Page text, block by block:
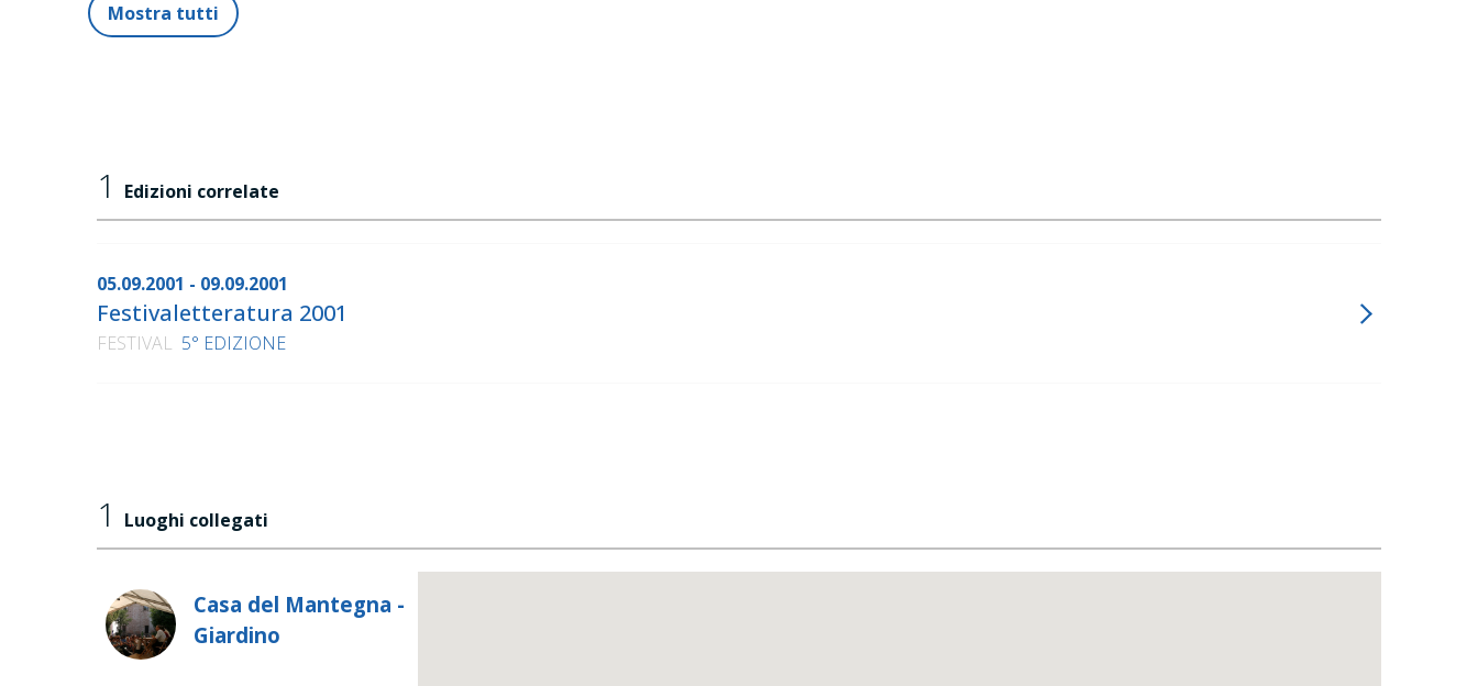
Mostra tutti
1 Edizioni correlate
05.09.2001 - 09.09.2001
Festivaletteratura 2001
FESTIVAL 5° EDIZIONE
1 Luoghi collegati
Casa del Mantegna -
Giardino